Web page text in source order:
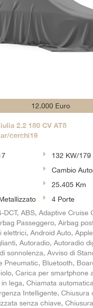
12.000 Euro
2.2 180 CV AT8
cerchi19
132 KW/179
Cambio
25.405 Km
4 Porte
DCT, ABS, Adaptive Cruise
Passeggero, Airbag
elettrici, Android Auto,
Autoradio, Autoradio
sonnolenza, Avviso di
Pneumatic, Bluetooth,
Carica per smartphone
lega, Chiamata
Intelligente, Chiusura
senza chiave,
delle preferenze
per il miglioramento